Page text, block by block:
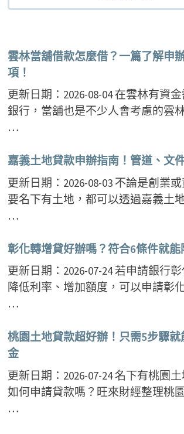
雲林當舖借款怎麼借？一篇了解申
項！
更新日期：2026-08-04 在雲林有資
銀行，當舖也是不少人會考慮的雲
…
嘉義土地貸款申辦指南！管道、文
更新日期：2026-08-03 不論是創業
要名下有土地，都可以透過嘉義土
…
彰化轉增貸好辦嗎？符合6條件就能
更新日期：2026-07-24 若申請銀行
降低利率、增加額度，可以申請彰
…
桃園土地貸款超好辦！只需5步驟
金
更新日期：2026-07-24 名下有桃園
如何申請貸款嗎？旺來財經整理桃
…